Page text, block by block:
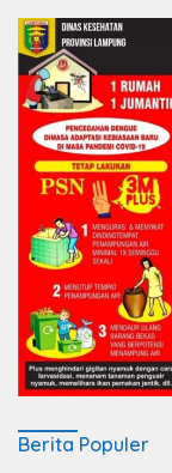
Berita Populer